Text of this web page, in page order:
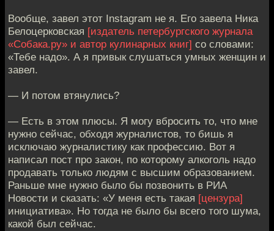
Вообще, завел этот Instagram не я. Его завела Ника
Белоцерковская [издатель петербургского журнала
«Собака.ру» и автор кулинарных книг] со словами:
«Тебе надо». А я привык слушаться умных женщин и
завел.
— И потом втянулись?
— Есть в этом плюсы. Я могу вбросить то, что мне
нужно сейчас, обходя журналистов, то бишь я
исключаю журналистику как профессию. Вот я
написал пост про закон, по которому алкоголь надо
продавать только людям с высшим образованием.
Раньше мне нужно было бы позвонить в РИА
Новости и сказать: «У меня есть такая [цензура]
инициатива». Но тогда не было бы всего того шума,
какой был сейчас.